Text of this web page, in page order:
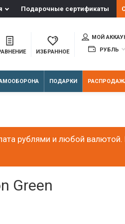
Подарочные сертификаты
ИЗБРАННОЕ
МОЙ
РУБЛЬ
ПОДАРКИ
рублями и любой валютой.
Green